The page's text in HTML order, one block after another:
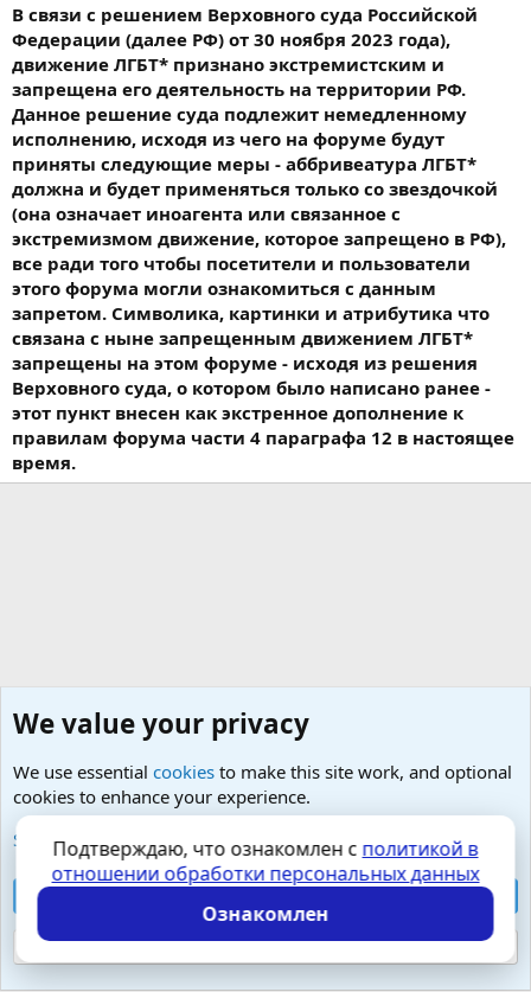
В связи с решением Верховного суда Российской
Федерации (далее РФ) от 30 ноября 2023 года),
движение ЛГБТ* признано экстремистским и
запрещена его деятельность на территории РФ.
Данное решение суда подлежит немедленному
исполнению, исходя из чего на форуме будут
приняты следующие меры - аббривеатура ЛГБТ*
должна и будет применяться только со звездочкой
(она означает иноагента или связанное с
экстремизмом движение, которое запрещено в РФ),
все ради того чтобы посетители и пользователи
этого форума могли ознакомиться с данным
запретом. Символика, картинки и атрибутика что
связана с ныне запрещенным движением ЛГБТ*
запрещены на этом форуме - исходя из решения
Верховного суда, о котором было написано ранее -
этот пункт внесен как экстренное дополнение к
правилам форума части 4 параграфа 12 в настоящее
время.
Психология и отношения, включая сексуальность.
Cookies
Russian (RU)
Условия и правила
Политика конфиденциальности
Помощь
S
S
Локализация отXenForo.Info
We value your privacy
We use essential cookies to make this site work, and optional
cookies to enhance your experience.
See further information and configure your preferences
Reject optional cookies
Подтверждаю, что ознакомлен с политикой в
отношении обработки персональных данных
Ознакомлен